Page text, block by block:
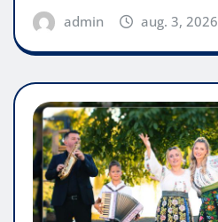
admin aug. 3, 2026